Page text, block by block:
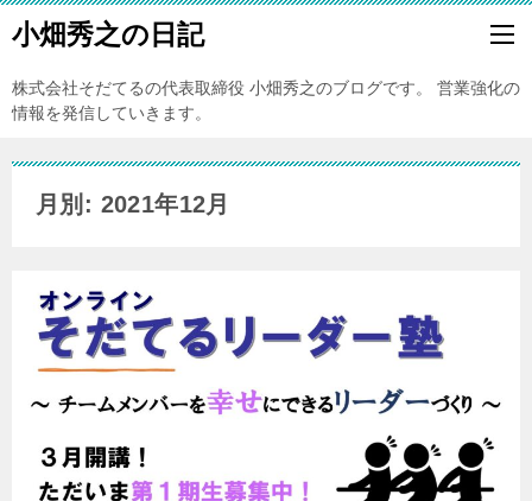
小畑秀之の日記
株式会社そだてるの代表取締役 小畑秀之のブログです。 営業強化の
情報を発信していきます。
月別: 2021年12月